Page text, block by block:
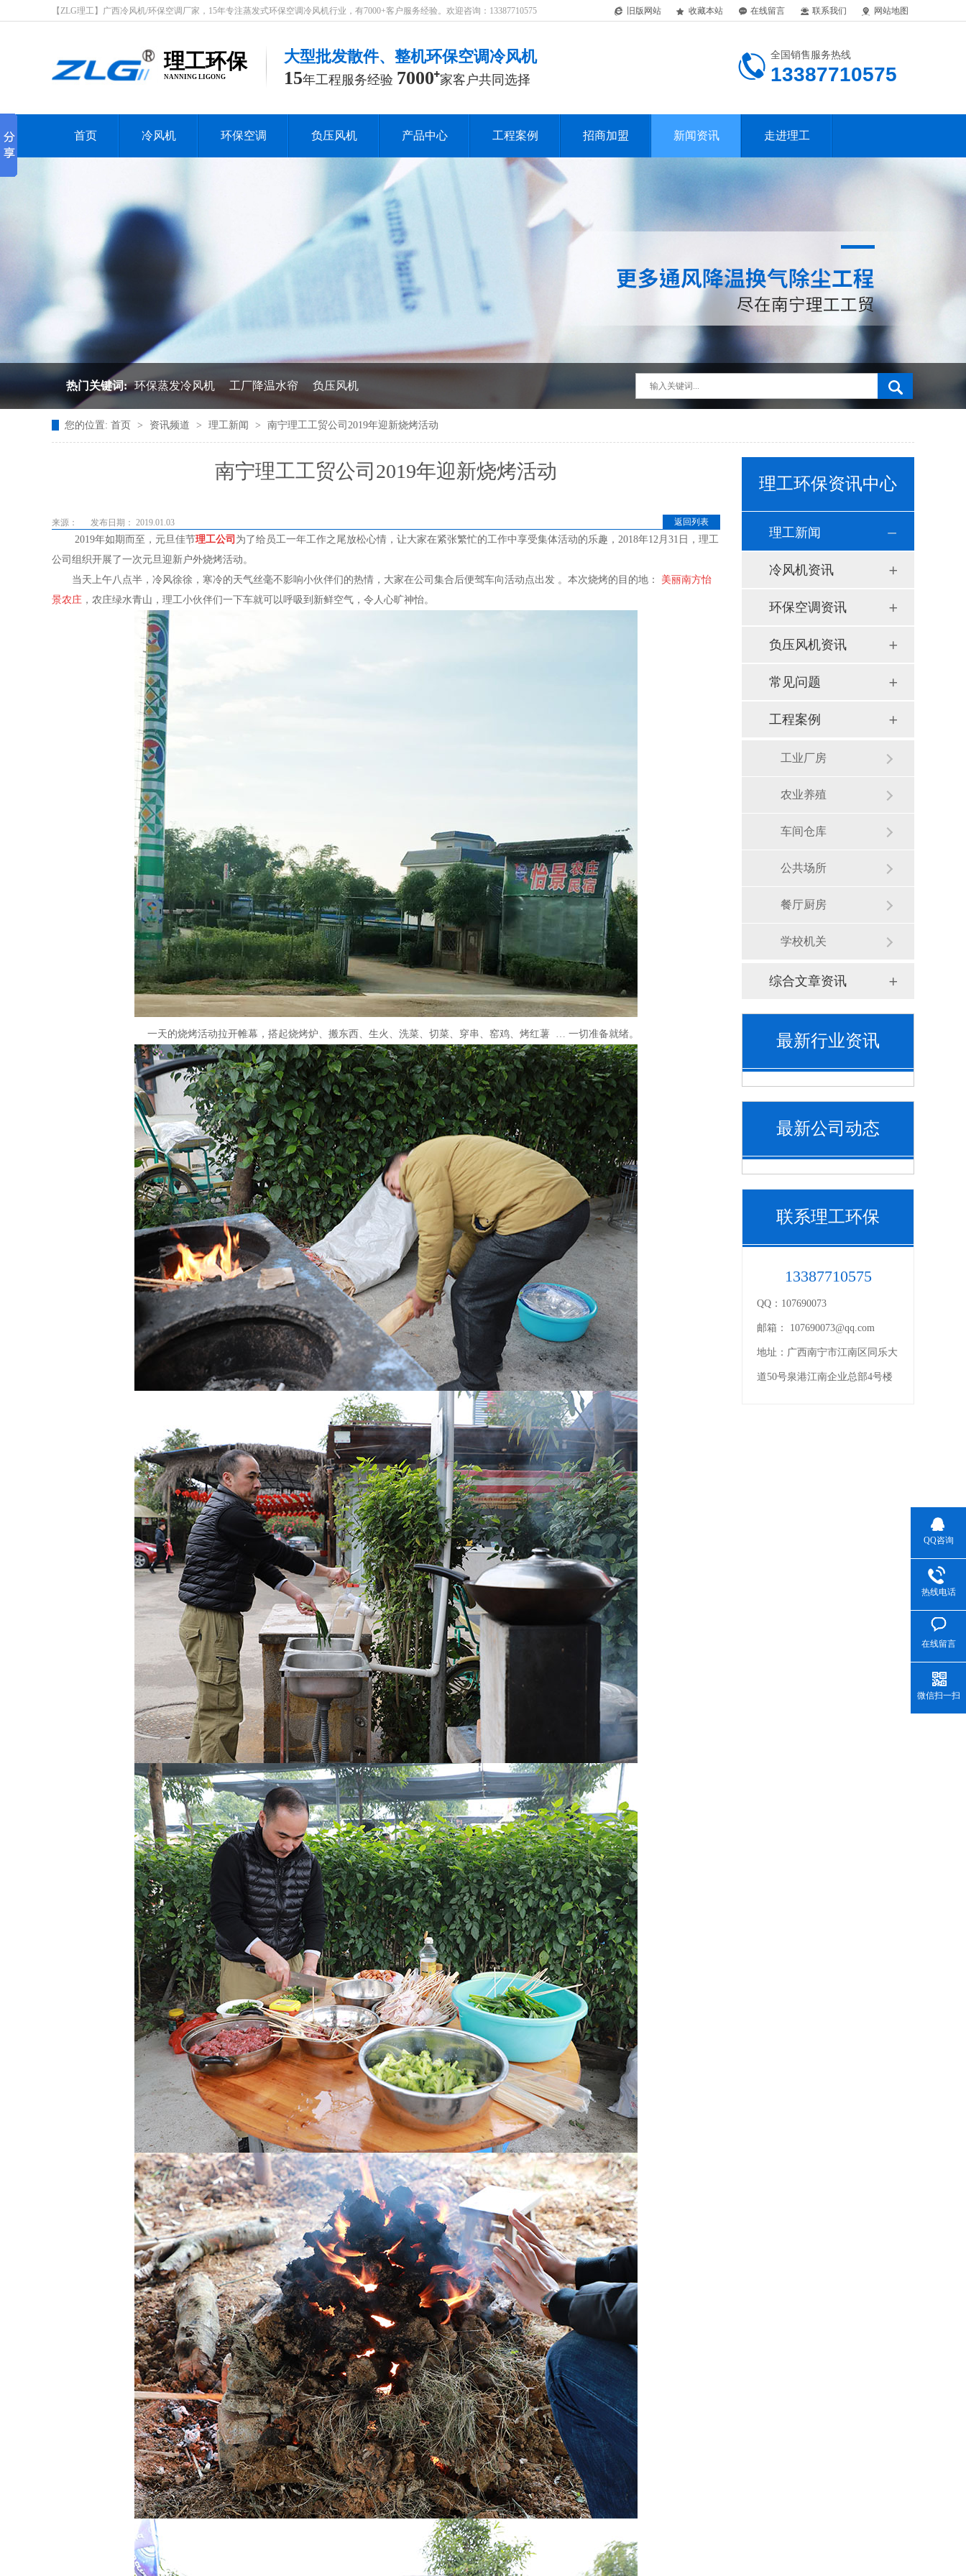
旧版网站 收藏本站 在线留言 联系我们 网站地图
【ZLG理工】广西冷风机/环保空调厂家，15年专注蒸发式环保空调冷风机行业，有7000+客户服务经验。欢迎咨询：13387710575
理工环保
NANNING LIGONG
大型批发散件、整机环保空调冷风机
15年工程服务经验 7000 家客户共同选择
全国销售服务热线
13387710575
首页 冷风机 环保空调 负压风机 产品中心 工程案例 招商加盟 新闻资讯 走进理工
热门关键词: 环保蒸发冷风机 工厂降温水帘 负压风机
您的位置: 首页 > 资讯频道 > 理工新闻 > 南宁理工工贸公司2019年迎新烧烤活动
南宁理工工贸公司2019年迎新烧烤活动
返回列表
来源： 发布日期： 2019.01.03
2019年如期而至，元旦佳节理工公司 为了给员工一年工作之尾放松心情，让大家在紧张繁忙的工作中享受集体活动的乐趣，2018年12月31日，理工
公司组织开展了一次元旦迎新户外烧烤活动。
当天上午八点半，冷风徐徐，寒冷的天气丝毫不影响小伙伴们的热情，大家在公司集合后便驾车向活动点出发 。本次烧烤的目的地： 美丽南方怡
景农庄 ，农庄绿水青山，理工小伙伴们一下车就可以呼吸到新鲜空气，令人心旷神怡。
一天的烧烤活动拉开帷幕，搭起烧烤炉、搬东西、生火、洗菜、切菜、穿串、窑鸡、烤红薯 … 一切准备就绪。
理工环保资讯中心
理工新闻
冷风机资讯
环保空调资讯
负压风机资讯
常见问题
工程案例
工业厂房
农业养殖
车间仓库
公共场所
餐厅厨房
学校机关
综合文章资讯
最新行业资讯
最新公司动态
联系理工环保
13387710575
QQ： 107690073
邮箱： 107690073@qq.com
地址： 广西南宁市江南区同乐大
道50号泉港江南企业总部4号楼
QQ咨询
热线电话
在线留言
微信扫一扫